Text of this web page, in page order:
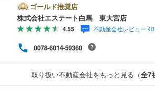
ート見学・リモート相談サービス～
気が悪く外出したくない時・LINEや
ただけます・リモート見学はスタッ
けします・写真では伝わりにくい「
ビングの「見え方」などもしっかり
る住宅ローンや家計相談を専門のフ
チャル背景でプライバシーも安心・
間～9:30～18:30こちらのお時間でし
気軽にお問合せください
ゴールド推奨店
株式会社エステート白馬 東大宮店
4.55 不動産会社レビュー
0078-6014-59360
取り扱い不動産会社をもっと見る（全7
オンライン対応とは？